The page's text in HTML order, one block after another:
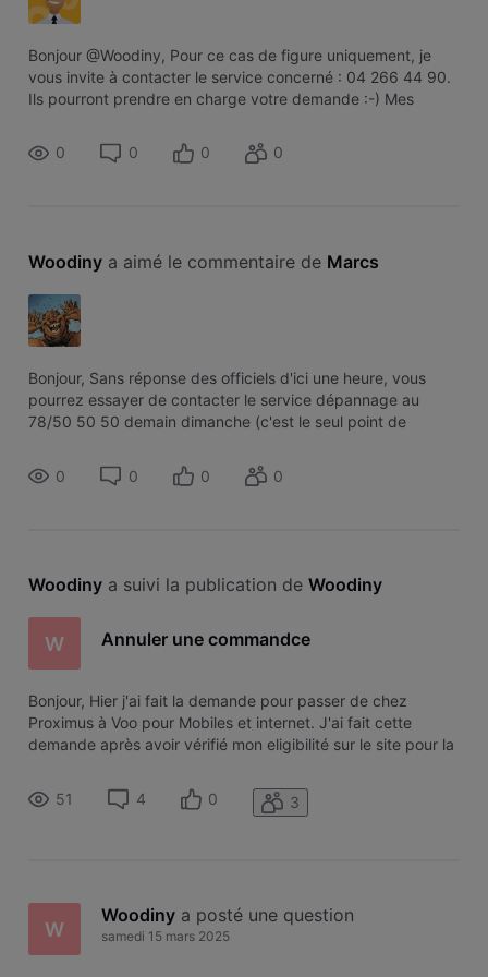
Bonjour @Woodiny, Pour ce cas de figure uniquement, je
vous invite à contacter le service concerné : 04 266 44 90.
Ils pourront prendre en charge votre demande :-) Mes
18h.
0 0 0 0
Woodiny a aimé le commentaire de Marcs
Bonjour, Sans réponse des officiels d'ici une heure, vous
pourrez essayer de contacter le service dépannage au
78/50 50 50 demain dimanche (c'est le seul point de
numéro de client, inscrivez le d
0 0 0 0
Woodiny a suivi la publication de Woodiny
W Annuler une commandce
Bonjour, Hier j'ai fait la demande pour passer de chez
Proximus à Voo pour Mobiles et internet. J'ai fait cette
demande après avoir vérifié mon eligibilité sur le site pour la
n'y a pas de racoordement dans ma rue et que sauf
travaux, tranch
51 4 0 3
W
Woodiny a posté une question
samedi 15 mars 2025